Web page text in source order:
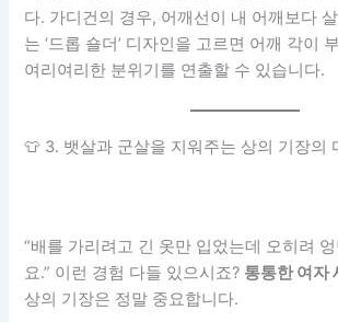
다. 가디건의 경우, 어깨선이 내 어깨보다
는 ‘드롭 숄더’ 디자인을 고르면 어깨 각이
여리여리한 분위기를 연출할 수 있습니다.
👕 3. 뱃살과 군살을 지워주는 상의 기장의
“배를 가리려고 긴 옷만 입었는데 오히려
요.” 이런 경험 다들 있으시죠? 통통한 여자
상의 기장은 정말 중요합니다.